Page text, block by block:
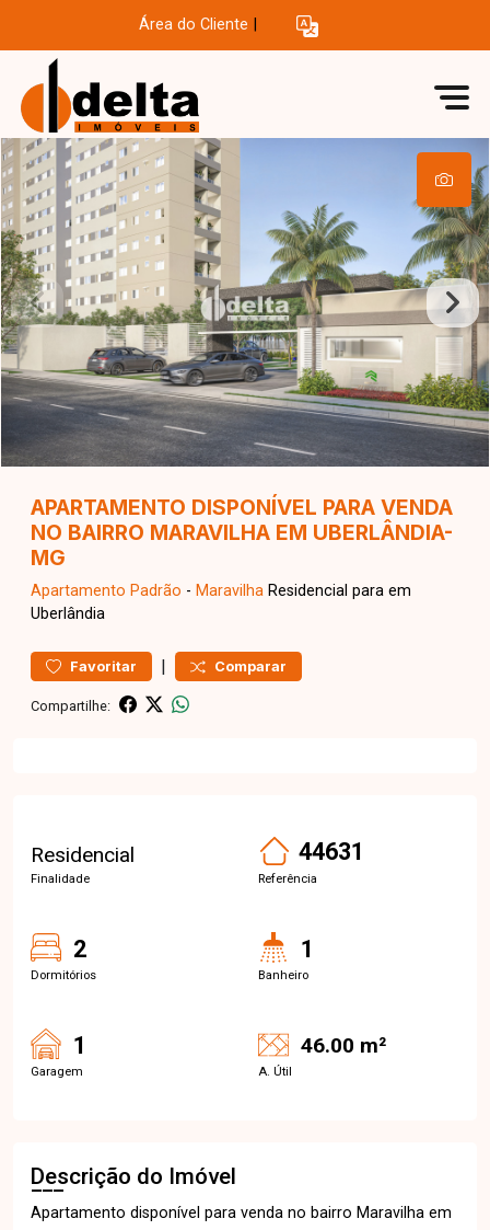
Área do Cliente
APARTAMENTO DISPONÍVEL PARA VENDA
NO BAIRRO MARAVILHA EM UBERLÂNDIA-
MG
Apartamento Padrão - Maravilha Residencial para em
Uberlândia
Favoritar | Comparar
Compartilhe:
Residencial
Finalidade
44631
Referência
2
Dormitórios
1
Banheiro
1
Garagem
46.00 m²
A. Útil
Descrição do Imóvel
Apartamento disponível para venda no bairro Maravilha em